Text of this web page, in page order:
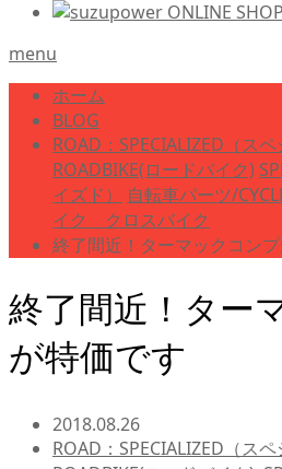
menu
ホーム
BLOG
ROAD：SPECIALIZED（スペ
ROADBIKE(ロードバイク)
イズド）
自転車パーツ/
イク クロスバイク
終了間近！ターマックコン
終了間近！ター
が特価です
2018.08.26
ROAD：SPECIALIZED（スペ